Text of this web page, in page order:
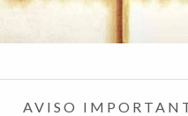
AVISO